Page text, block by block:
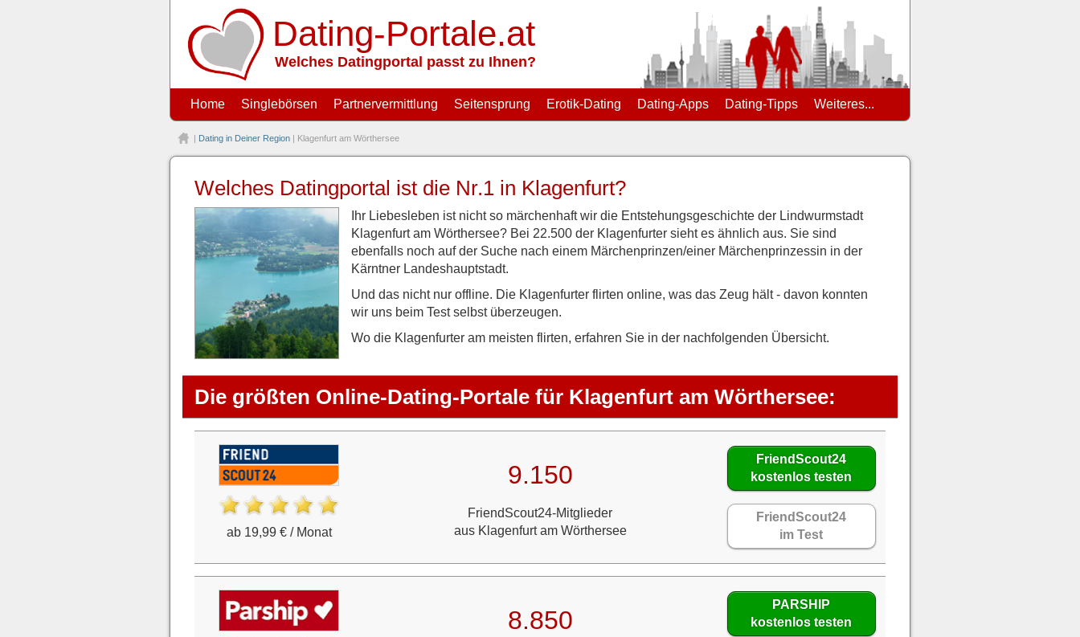
Dating-Portale.at
Welches Datingportal passt zu Ihnen?
Home Singlebörsen Partnervermittlung Seitensprung Erotik-Dating Dating-Apps Dating-Tipps Weiteres...
| Dating in Deiner Region | Klagenfurt am Wörthersee
Welches Datingportal ist die Nr.1 in Klagenfurt?
Ihr Liebesleben ist nicht so märchenhaft wir die Entstehungsgeschichte der Lindwurmstadt
Klagenfurt am Wörthersee? Bei 22.500 der Klagenfurter sieht es ähnlich aus. Sie sind
ebenfalls noch auf der Suche nach einem Märchenprinzen/einer Märchenprinzessin in der
Kärntner Landeshauptstadt.
Und das nicht nur offline. Die Klagenfurter flirten online, was das Zeug hält - davon konnten
wir uns beim Test selbst überzeugen.
Wo die Klagenfurter am meisten flirten, erfahren Sie in der nachfolgenden Übersicht.
Die größten Online-Dating-Portale für Klagenfurt am Wörthersee:
ab 19,99 € / Monat
9.150
FriendScout24-Mitglieder
aus Klagenfurt am Wörthersee
FriendScout24
kostenlos testen
FriendScout24
im Test
8.850
PARSHIP
kostenlos testen